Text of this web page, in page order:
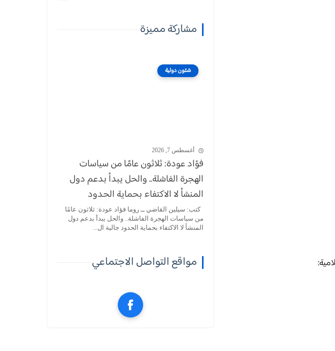
مشاركة مميزة
شئون دولية
أغسطس 7, 2026
فؤاد عودة: ثلاثون عامًا من سياسات
الهجرة الفاشلة.. والحل يبدأ بدعم دول
المنشأ لا الاكتفاء بحماية الحدود
كتب: سيلين القاضي ــ روما فؤاد عودة: ثلاثون عامًا
من سياسات الهجرة الفاشلة.. والحل يبدأ بدعم دول
المنشأ لا الاكتفاء بحماية الحدود جالية ال...
مواقع التواصل الاجتماعي